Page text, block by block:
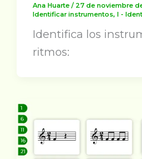
Ana Huarte/ 27 de noviembre
Identificar instrumentos,I -
Identifica los
ritmos: